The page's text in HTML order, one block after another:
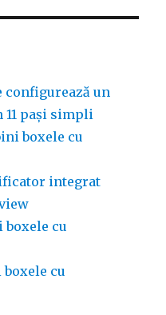
configurează un
11 pași simpli
boxele cu
integrat
boxele cu
boxele cu